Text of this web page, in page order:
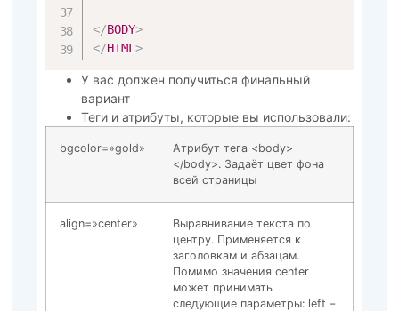
</BODY>
</HTML>
У вас должен получиться финальный
вариант
Теги и атрибуты, которые вы использовали:
bgcolor=»gold»
Атрибут тега <body>
</body>. Задаёт цвет фона
всей страницы
align=»center»
Выравнивание текста по
центру. Применяется к
заголовкам и абзацам.
Помимо значения center
может принимать
следующие параметры: left –